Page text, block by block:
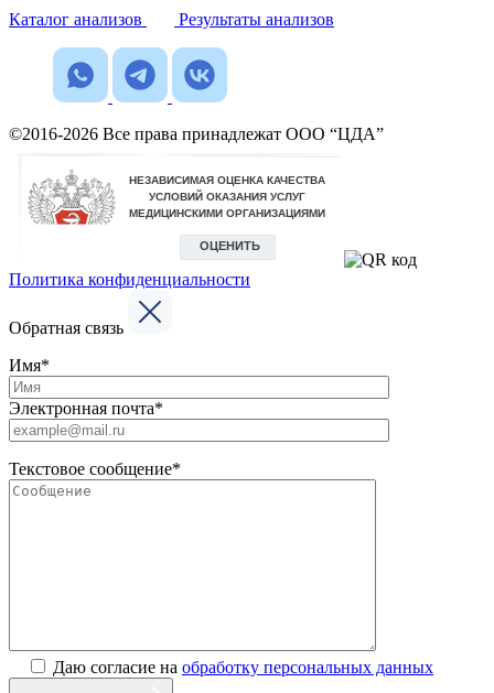
Каталог анализов
Результаты анализов
©2016-2026 Все права принадлежат ООО “ЦДА”
Политика конфиденциальности
Обратная связь
Имя*
Электронная почта*
Текстовое сообщение*
Даю согласие на обработку персональных данных